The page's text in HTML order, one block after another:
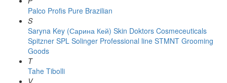
Palco Profis Pure Brazilian
S
Saryna Key (Сарина Кей) Skin Doktors Cosmeceuticals
Spitzner SPL Solinger Professional line STMNT Grooming
Goods
T
Tahe Tibolli
V